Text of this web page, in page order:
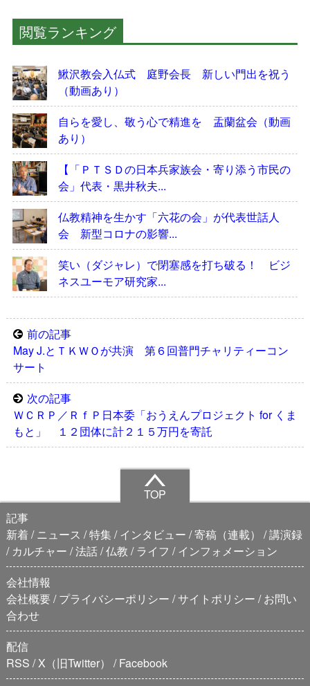
閲覧ランキング
鰍沢教会入仏式 庭野会長 新しい門出を祝う
（動画あり）
自らを愛し、敬う心で精進を 盂蘭盆会（動画
あり）
【「ＰＴＳＤの日本兵家族会・寄り添う市民の
会」代表・黒井秋夫...
仏教精神を生かす「六花の会」が代表世話人
会 新型コロナの影響...
笑い（ダジャレ）で閉塞感を打ち破る！ ビジ
ネスユーモア研究家...
前の記事
May J.とＴＫＷＯが共演 第６回普門チャリティーコン
サート
次の記事
ＷＣＲＰ／ＲｆＰ日本委「おうえんプロジェクト for くま
もと」 １２団体に計２１５万円を寄託
TOP
記事
新着
ニュース 特集 インタビュー 寄稿（連載）
講演録
カルチャー 法話 仏教 ライフ
インフォメーション
会社情報
会社概要 プライバシーポリシー サイトポリシー
お問い
合わせ
配信
RSS
X（旧Twitter）
Facebook